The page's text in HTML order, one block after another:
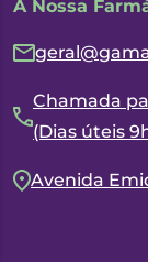
A Nossa
Chamada
(Dias úteis
Avenida